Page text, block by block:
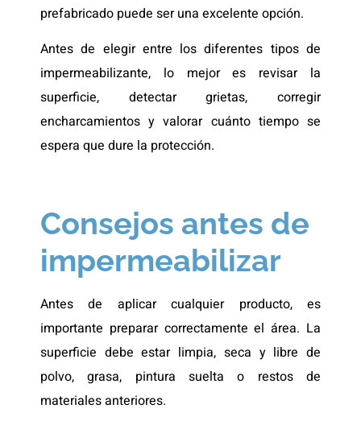
prefabricado puede ser una excelente opción.
Antes de elegir entre los diferentes tipos de
impermeabilizante, lo mejor es revisar la
superficie, detectar grietas, corregir
encharcamientos y valorar cuánto tiempo se
espera que dure la protección.
Consejos antes de
impermeabilizar
Antes de aplicar cualquier producto, es
importante preparar correctamente el área. La
superficie debe estar limpia, seca y libre de
polvo, grasa, pintura suelta o restos de
materiales anteriores.